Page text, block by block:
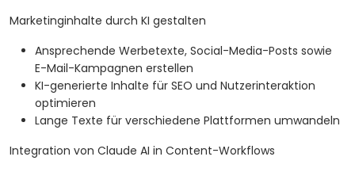
Marketinginhalte durch KI gestalten
Ansprechende Werbetexte, Social-Media-Posts sowie
E-Mail-Kampagnen erstellen
KI-generierte Inhalte für SEO und Nutzerinteraktion
optimieren
Lange Texte für verschiedene Plattformen umwandeln
Integration von Claude AI in Content-Workflows